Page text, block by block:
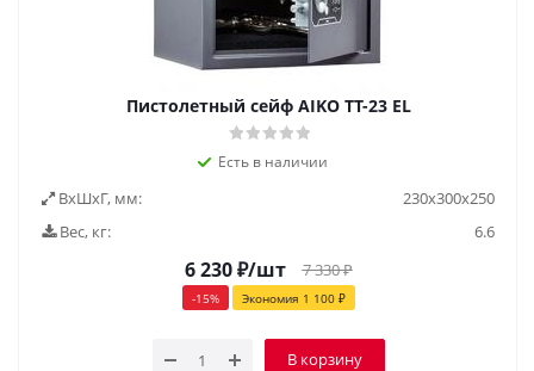
Пистолетный сейф AIKO ТТ-23 EL
Есть в наличии
ВxШxГ, мм:
230х300х250
Вес, кг:
6.6
6 230₽/шт 7 330₽
-15% Экономия 1 100₽
В корзину